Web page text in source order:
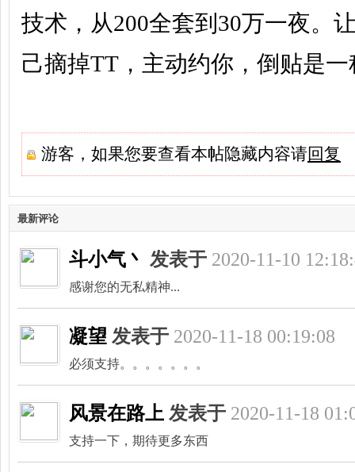
州
技术，从200全套到30万一夜。
己摘掉TT，主动约你，倒贴是
游客，如果您要查看本帖隐藏内容请回复
最新评论
斗小气丶 发表于 2020-11-10
感谢您的无私精神...
凝望 发表于 2020-11-18 00:19:08
必须支持。。。。。。。
风景在路上 发表于 2020-11-18
支持一下，期待更多东西